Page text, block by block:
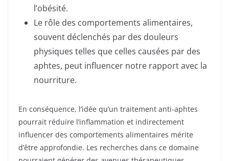
l’obésité.
Le rôle des comportements alimentaires,
souvent déclenchés par des douleurs
physiques telles que celles causées par des
aphtes, peut influencer notre rapport avec la
nourriture.
En conséquence, l’idée qu’un traitement anti-aphtes
pourrait réduire l’inflammation et indirectement
influencer des comportements alimentaires mérite
d’être approfondie. Les recherches dans ce domaine